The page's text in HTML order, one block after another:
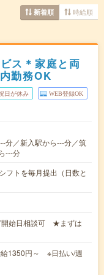
新着順 時給順
ス＊家庭と両
勤務OK
日が休み WEB登録OK
分／新入駅から---分／筑
---分
フトを毎月提出（日数と
開始日相談可 ★まずは
1350円～ ※日払い/週